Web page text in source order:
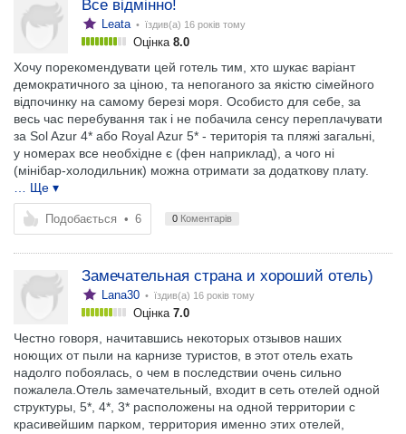
Все відмінно!
Leata • їздив(а) 16 років тому
Оцінка 8.0
Хочу порекомендувати цей готель тим, хто шукає варіант
демократичного за ціною, та непоганого за якістю сімейного
відпочинку на самому березі моря. Особисто для себе, за
весь час перебування так і не побачила сенсу переплачувати
за Sol Azur 4* або Royal Azur 5* - територія та пляжі загальні,
у номерах все необхідне є (фен наприклад), а чого ні
(мінібар-холодильник) можна отримати за додаткову плату.
… Ще ▾
Подобається • 6 0 Коментарів
Замечательная страна и хороший отель)
Lana30 • їздив(а) 16 років тому
Оцінка 7.0
Честно говоря, начитавшись некоторых отзывов наших
ноющих от пыли на карнизе туристов, в этот отель ехать
надолго побоялась, о чем в последствии очень сильно
пожалела.Отель замечательный, входит в сеть отелей одной
структуры, 5*, 4*, 3* расположены на одной территории с
красивейшим парком, территория именно этих отелей,